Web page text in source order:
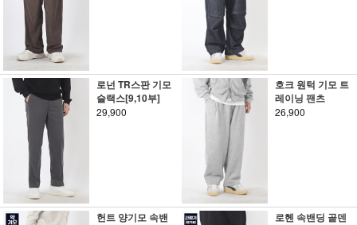
로넌 TR스판 기모
슬랙스[9,10부]
29,900
호크 원턱 기모 트
레이닝 팬츠
26,900
헌트 양기모 속밴
로헨 속밴딩 골덴